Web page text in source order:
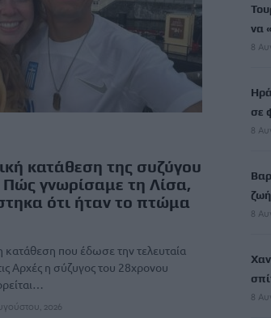
κατάθεση της συζύγου
γνωρίσαμε τη Λίσα,
ότι ήταν το πτώμα
κατάθεση που έδωσε την τελευταία
Αρχές η σύζυγος του 28χρονου
2026
να
8
σε
8
8
8